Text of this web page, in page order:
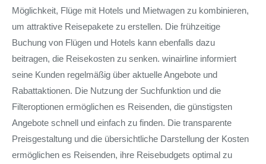
Möglichkeit, Flüge mit Hotels und Mietwagen zu kombinieren,
um attraktive Reisepakete zu erstellen. Die frühzeitige
Buchung von Flügen und Hotels kann ebenfalls dazu
beitragen, die Reisekosten zu senken. winairline informiert
seine Kunden regelmäßig über aktuelle Angebote und
Rabattaktionen. Die Nutzung der Suchfunktion und die
Filteroptionen ermöglichen es Reisenden, die günstigsten
Angebote schnell und einfach zu finden. Die transparente
Preisgestaltung und die übersichtliche Darstellung der Kosten
ermöglichen es Reisenden, ihre Reisebudgets optimal zu